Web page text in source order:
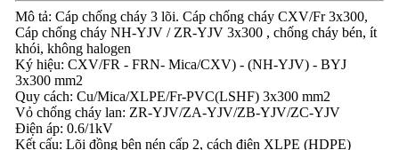
Mô tả: Cáp chống cháy 3 lõi. Cáp chống cháy CXV/Fr 3x300,
Cáp chống cháy NH-YJV / ZR-YJV 3x300 , chống cháy bén, ít
khói, không halogen
Ký hiệu: CXV/FR - FRN- Mica/CXV) - (NH-YJV) - BYJ
3x300 mm2
Quy cách: Cu/Mica/XLPE/Fr-PVC(LSHF) 3x300 mm2
Vỏ chống cháy lan: ZR-YJV/ZA-YJV/ZB-YJV/ZC-YJV
Điện áp: 0.6/1kV
Kết cấu: Lõi đồng bện nén cấp 2, cách điện XLPE (HDPE)